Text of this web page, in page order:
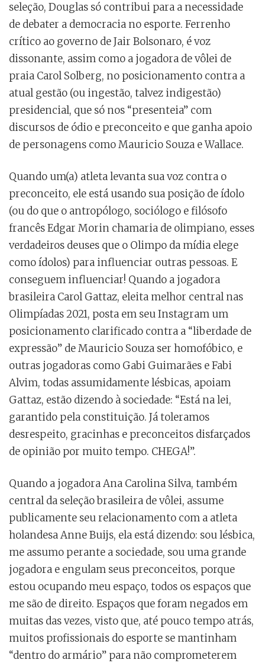
seleção, Douglas só contribui para a necessidade
de debater a democracia no esporte. Ferrenho
crítico ao governo de Jair Bolsonaro, é voz
dissonante, assim como a jogadora de vôlei de
praia Carol Solberg, no posicionamento contra a
atual gestão (ou ingestão, talvez indigestão)
presidencial, que só nos “presenteia” com
discursos de ódio e preconceito e que ganha apoio
de personagens como Mauricio Souza e Wallace.
Quando um(a) atleta levanta sua voz contra o
preconceito, ele está usando sua posição de ídolo
(ou do que o antropólogo, sociólogo e filósofo
francês Edgar Morin chamaria de olimpiano, esses
verdadeiros deuses que o Olimpo da mídia elege
como ídolos) para influenciar outras pessoas. E
conseguem influenciar! Quando a jogadora
brasileira Carol Gattaz, eleita melhor central nas
Olimpíadas 2021, posta em seu Instagram um
posicionamento clarificado contra a “liberdade de
expressão” de Mauricio Souza ser homofóbico, e
outras jogadoras como Gabi Guimarães e Fabi
Alvim, todas assumidamente lésbicas, apoiam
Gattaz, estão dizendo à sociedade: “Está na lei,
garantido pela constituição. Já toleramos
desrespeito, gracinhas e preconceitos disfarçados
de opinião por muito tempo. CHEGA!”.
Quando a jogadora Ana Carolina Silva, também
central da seleção brasileira de vôlei, assume
publicamente seu relacionamento com a atleta
holandesa Anne Buijs, ela está dizendo: sou lésbica,
me assumo perante a sociedade, sou uma grande
jogadora e engulam seus preconceitos, porque
estou ocupando meu espaço, todos os espaços que
me são de direito. Espaços que foram negados em
muitas das vezes, visto que, até pouco tempo atrás,
muitos profissionais do esporte se mantinham
“dentro do armário” para não comprometerem